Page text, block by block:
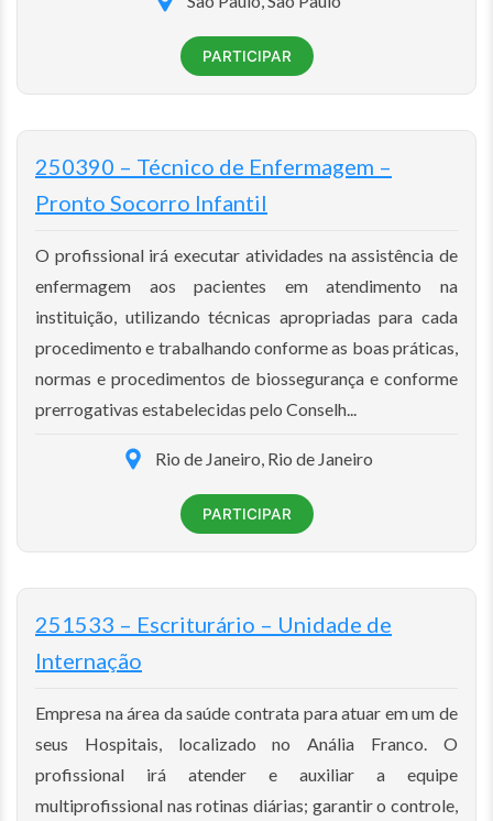
PARTICIPAR
250390 – Técnico de Enfermagem –
Pronto Socorro Infantil
O profissional irá executar atividades na assistência de
enfermagem aos pacientes em atendimento na
instituição, utilizando técnicas apropriadas para cada
procedimento e trabalhando conforme as boas práticas,
normas e procedimentos de biossegurança e conforme
prerrogativas estabelecidas pelo Conselh...
Rio de Janeiro, Rio de Janeiro
PARTICIPAR
251533 – Escriturário – Unidade de
Internação
Empresa na área da saúde contrata para atuar em um de
seus Hospitais, localizado no Anália Franco. O
profissional irá atender e auxiliar a equipe
multiprofissional nas rotinas diárias; garantir o controle,